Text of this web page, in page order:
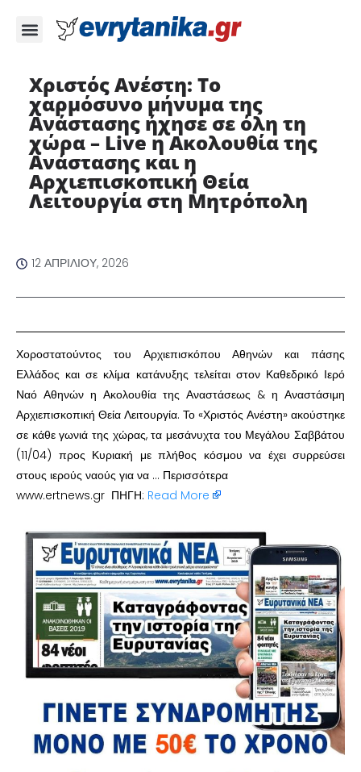
Χριστός Ανέστη: Το
χαρμόσυνο μήνυμα της
Ανάστασης ήχησε σε όλη τη
χώρα – Live η Ακολουθία της
Ανάστασης και η
Αρχιεπισκοπική Θεία
Λειτουργία στη Μητρόπολη ​
12 ΑΠΡΙΛΊΟΥ, 2026
​Χοροστατούντος του Αρχιεπισκόπου Αθηνών και πάσης
Ελλάδος και σε κλίμα κατάνυξης τελείται στον Καθεδρικό Ιερό
Ναό Αθηνών η Ακολουθία της Αναστάσεως & η Αναστάσιμη
Αρχιεπισκοπική Θεία Λειτουργία. Το «Χριστός Ανέστη» ακούστηκε
σε κάθε γωνιά της χώρας, τα μεσάνυχτα του Μεγάλου Σαββάτου
(11/04) προς Κυριακή με πλήθος κόσμου να έχει συρρεύσει
στους ιερούς ναούς για να … Περισσότερα
www.ertnews.gr ΠΗΓΗ: Read More